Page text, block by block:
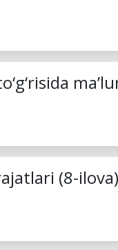
(8-ilova)